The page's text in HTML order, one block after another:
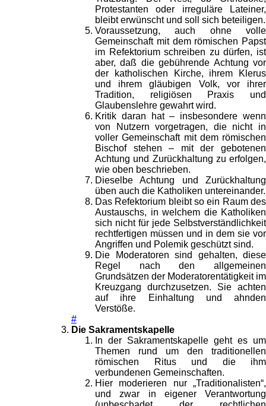
Protestanten oder irreguläre Lateiner,
bleibt erwünscht und soll sich beteiligen.
Voraussetzung, auch ohne volle
Gemeinschaft mit dem römischen Papst
im Refektorium schreiben zu dürfen, ist
aber, daß die gebührende Achtung vor
der katholischen Kirche, ihrem Klerus
und ihrem gläubigen Volk, vor ihrer
Tradition, religiösen Praxis und
Glaubenslehre gewahrt wird.
Kritik daran hat – insbesondere wenn
von Nutzern vorgetragen, die nicht in
voller Gemeinschaft mit dem römischen
Bischof stehen – mit der gebotenen
Achtung und Zurückhaltung zu erfolgen,
wie oben beschrieben.
Dieselbe Achtung und Zurückhaltung
üben auch die Katholiken untereinander.
Das Refektorium bleibt so ein Raum des
Austauschs, in welchem die Katholiken
sich nicht für jede Selbstverständlichkeit
rechtfertigen müssen und in dem sie vor
Angriffen und Polemik geschützt sind.
Die Moderatoren sind gehalten, diese
Regel nach den allgemeinen
Grundsätzen der Moderatorentätigkeit im
Kreuzgang durchzusetzen. Sie achten
auf ihre Einhaltung und ahnden
Verstöße.
#
Die Sakramentskapelle
In der Sakramentskapelle geht es um
Themen rund um den traditionellen
römischen Ritus und die ihm
verbundenen Gemeinschaften.
Hier moderieren nur „Traditionalisten“,
und zwar in eigener Verantwortung